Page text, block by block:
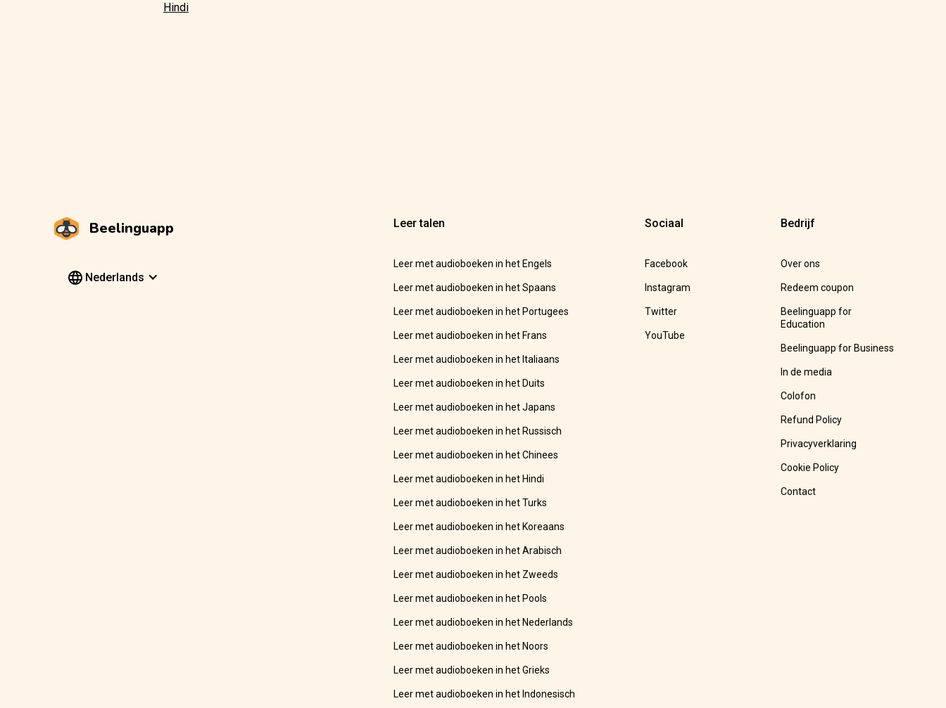
Hindi
Beelinguapp
Nederlands
Leer talen
Leer met audioboeken in het Engels
Leer met audioboeken in het Spaans
Leer met audioboeken in het Portugees
Leer met audioboeken in het Frans
Leer met audioboeken in het Italiaans
Leer met audioboeken in het Duits
Leer met audioboeken in het Japans
Leer met audioboeken in het Russisch
Leer met audioboeken in het Chinees
Leer met audioboeken in het Hindi
Leer met audioboeken in het Turks
Leer met audioboeken in het Koreaans
Leer met audioboeken in het Arabisch
Leer met audioboeken in het Zweeds
Leer met audioboeken in het Pools
Leer met audioboeken in het Nederlands
Leer met audioboeken in het Noors
Leer met audioboeken in het Grieks
Leer met audioboeken in het Indonesisch
Sociaal
Facebook
Instagram
Twitter
YouTube
Bedrijf
Over ons
Redeem coupon
Beelinguapp for
Education
Beelinguapp for Business
In de media
Colofon
Refund Policy
Privacyverklaring
Cookie Policy
Contact